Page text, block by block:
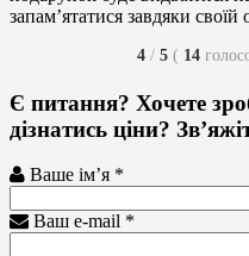
запам’ятатися завдяки своїй
4 / 5 ( 14
Є питання? Хочете
дізнатись ціни?
Ваше ім’я *
Ваш e-mail *